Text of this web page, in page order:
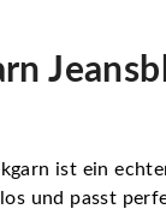
ist ein
und passt